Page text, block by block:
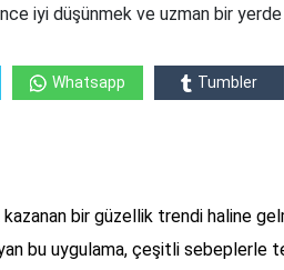
iyi düşünmek ve uzman bir yerde
Whatsapp Tumbler
bir güzellik trendi haline
bu uygulama, çeşitli sebeplerle